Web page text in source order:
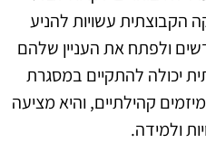
הקבוצתית עשויות להניע
ולפתח את העניין שלהם
יכולה להתקיים במסגרת
קהילתיים, והיא מציעה
ולמידה.